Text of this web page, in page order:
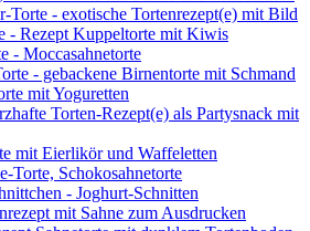
Torte - exotische Tortenrezept(e) mit Bild
- Rezept Kuppeltorte mit Kiwis
- Moccasahnetorte
- gebackene Birnentorte mit Schmand
mit Yoguretten
Torten-Rezept(e) als Partysnack mit
mit Eierlikör und Waffeletten
Torte, Schokosahnetorte
- Joghurt-Schnitten
mit Sahne zum Ausdrucken